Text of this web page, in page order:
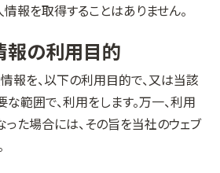
報を取得することはありません。
の利用目的
報を、以下の利用目的で、又は当該
範囲で、利用をします。万一、利用
た場合には、その旨を当社のウェブ